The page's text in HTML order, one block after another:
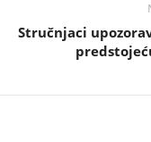
Stručnjaci